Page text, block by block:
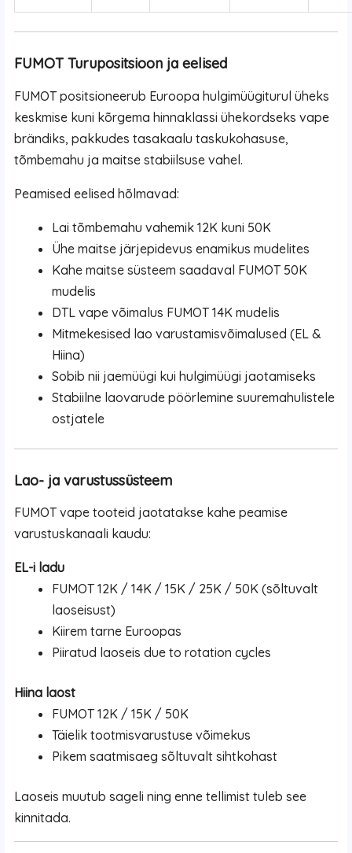
FUMOT Turupositsioon ja eelised
FUMOT positsioneerub Euroopa hulgimüügiturul üheks
keskmise kuni kõrgema hinnaklassi ühekordseks vape
brändiks, pakkudes tasakaalu taskukohasuse,
tõmbemahu ja maitse stabiilsuse vahel.
Peamised eelised hõlmavad:
Lai tõmbemahu vahemik 12K kuni 50K
Ühe maitse järjepidevus enamikus mudelites
Kahe maitse süsteem saadaval FUMOT 50K
mudelis
DTL vape võimalus FUMOT 14K mudelis
Mitmekesised lao varustamisvõimalused (EL &
Hiina)
Sobib nii jaemüügi kui hulgimüügi jaotamiseks
Stabiilne laovarude pöörlemine suuremahulistele
ostjatele
Lao- ja varustussüsteem
FUMOT vape tooteid jaotatakse kahe peamise
varustuskanaali kaudu:
EL-i ladu
FUMOT 12K / 14K / 15K / 25K / 50K (sõltuvalt
laoseisust)
Kiirem tarne Euroopas
Piiratud laoseis due to rotation cycles
Hiina laost
FUMOT 12K / 15K / 50K
Täielik tootmisvarustuse võimekus
Pikem saatmisaeg sõltuvalt sihtkohast
Laoseis muutub sageli ning enne tellimist tuleb see
kinnitada.